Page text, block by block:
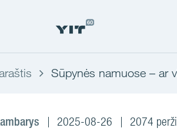
Sūpynės namuose – ar
2025-08-26 2074